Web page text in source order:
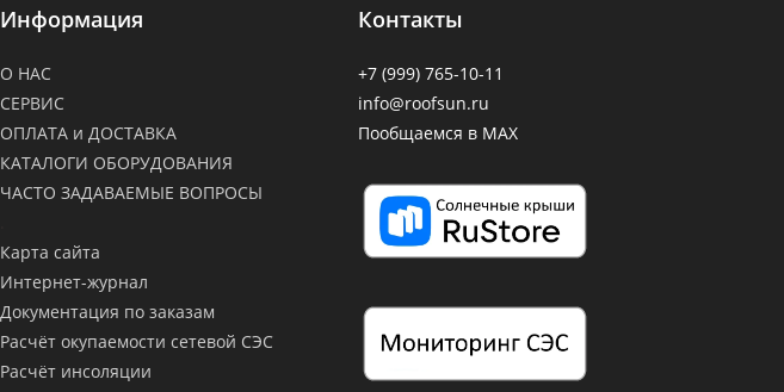
Информация
О НАС
СЕРВИС
ОПЛАТА и ДОСТАВКА
КАТАЛОГИ ОБОРУДОВАНИЯ
ЧАСТО ЗАДАВАЕМЫЕ ВОПРОСЫ
Карта сайта
Интернет-журнал
Документация по заказам
Расчёт окупаемости сетевой СЭС
Расчёт инсоляции
Контакты
+7 (999) 765-10-11
info@roofsun.ru
Пообщаемся в MAX